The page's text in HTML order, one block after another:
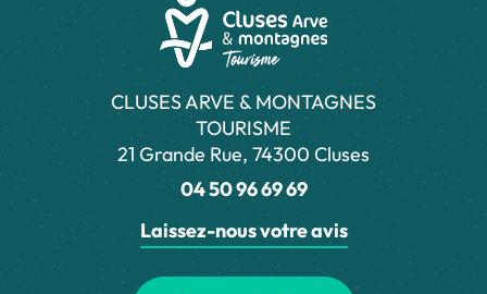
CLUSES ARVE & MONTAGNES
TOURISME
21 Grande Rue, 74300 Cluses
04 50 96 69 69
Laissez-nous votre avis